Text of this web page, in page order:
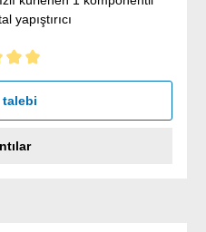
yapıştırıcı
talebi